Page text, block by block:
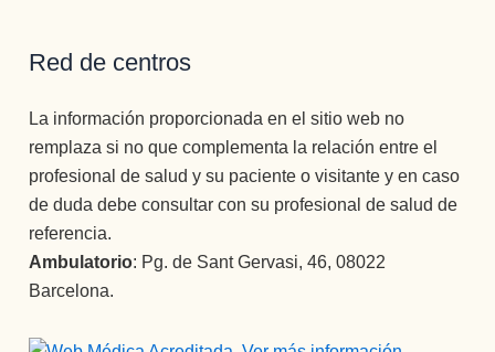
Red de centros
La información proporcionada en el sitio web no
remplaza si no que complementa la relación entre el
profesional de salud y su paciente o visitante y en caso
de duda debe consultar con su profesional de salud de
referencia.
Ambulatorio: Pg. de Sant Gervasi, 46, 08022
Barcelona.